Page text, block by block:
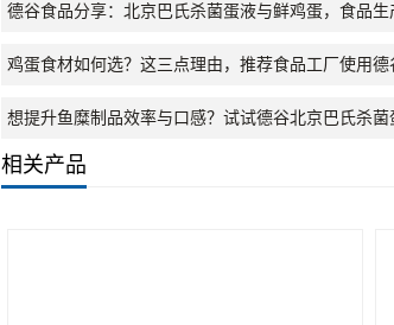
德谷食品分享：北京巴氏杀菌蛋液与鲜鸡蛋，食品生
鸡蛋食材如何选？这三点理由，推荐食品工厂使用
想提升鱼糜制品效率与口感？试试德谷北京巴氏杀菌
相关产品